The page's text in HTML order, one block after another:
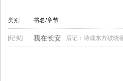
类别 书名/章节
[纪实] 我在长安 后记：诗成东方破晓